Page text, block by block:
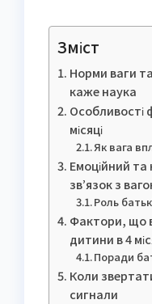
Зміст
Норми ваги
каже наука
Особливості
місяці
Як вага
Емоційний та
зв’язок з
Роль
Фактори, що
дитини в 4
Поради
Коли
сигнали